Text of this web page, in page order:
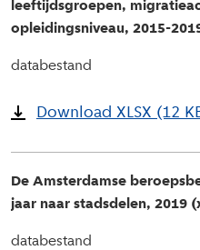
leeftijdsgroepen,
opleidingsniveau, 2015-
databestand
Download XLSX (12
De Amsterdamse
jaar naar stadsdelen, 2019
databestand